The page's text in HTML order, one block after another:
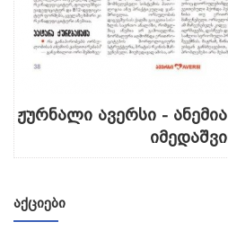
ჟურნალი ავერსი -
ᲐᲥᲪᲘᲔᲑᲘ